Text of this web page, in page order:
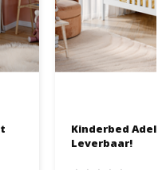
Kinderbed
Leverbaar!